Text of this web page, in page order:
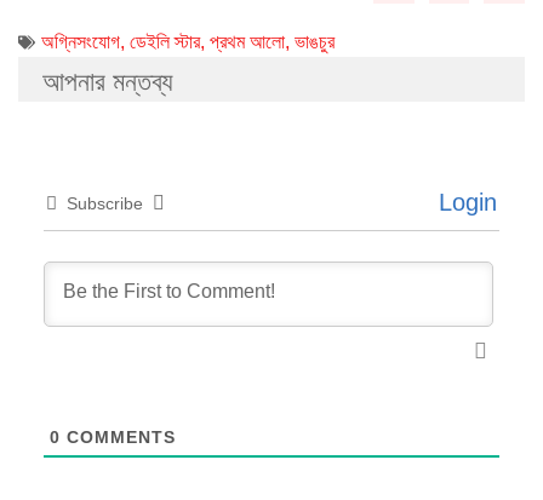
অগ্নিসংযোগ, ডেইলি স্টার, প্রথম আলো, ভাঙচুর
আপনার মন্তব্য
Subscribe Login
0 COMMENTS